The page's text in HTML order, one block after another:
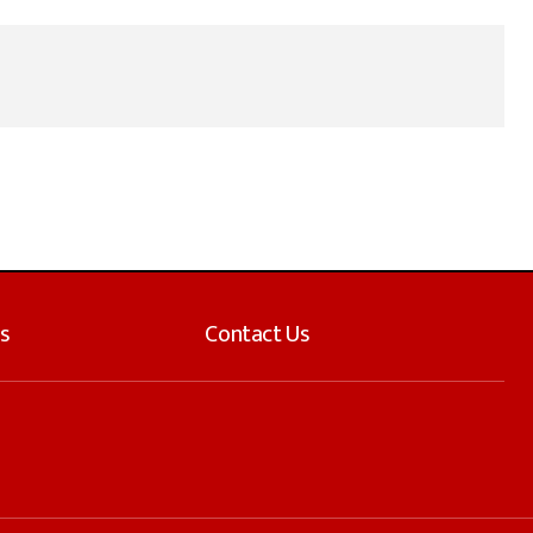
Contact Us